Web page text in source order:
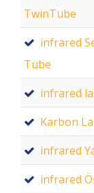
TwinTube
infrared
Tube
infrared
Karbon
infrared
infrared